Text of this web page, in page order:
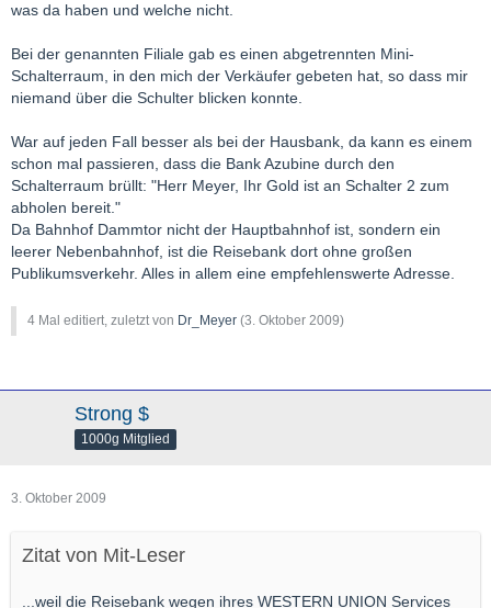
was da haben und welche nicht.
Bei der genannten Filiale gab es einen abgetrennten Mini-
Schalterraum, in den mich der Verkäufer gebeten hat, so dass mir
niemand über die Schulter blicken konnte.
War auf jeden Fall besser als bei der Hausbank, da kann es einem
schon mal passieren, dass die Bank Azubine durch den
Schalterraum brüllt: "Herr Meyer, Ihr Gold ist an Schalter 2 zum
abholen bereit."
Da Bahnhof Dammtor nicht der Hauptbahnhof ist, sondern ein
leerer Nebenbahnhof, ist die Reisebank dort ohne großen
Publikumsverkehr. Alles in allem eine empfehlenswerte Adresse.
4 Mal editiert, zuletzt von Dr_Meyer (3. Oktober 2009)
Strong $
1000g Mitglied
3. Oktober 2009
Zitat von Mit-Leser
...weil die Reisebank wegen ihres WESTERN UNION Services